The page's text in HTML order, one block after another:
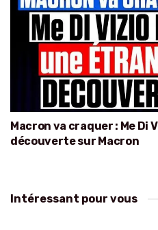
Macron va craquer : Me
découverte sur Macron
Intéressant pour vous